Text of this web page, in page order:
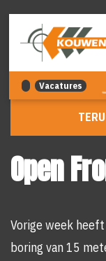
Vacatures
Open
Vorige week
boring van 15